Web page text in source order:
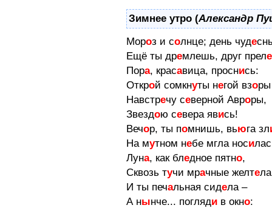
Зимнее утро (Александр
Мороз и солнце; день чуде
Ещё ты дремлешь, друг преле
Пора, красавица, проснись:
Открой сомкнуты негой взоры
Навстречу северной Авроры,
Звездою севера явись!
Вечор, ты помнишь, вьюга зл
На мутном небе мгла носи
Луна, как бледное пятно,
Сквозь тучи мрачные желте
И ты печальная сидела –
А нынче... погляди в окно: